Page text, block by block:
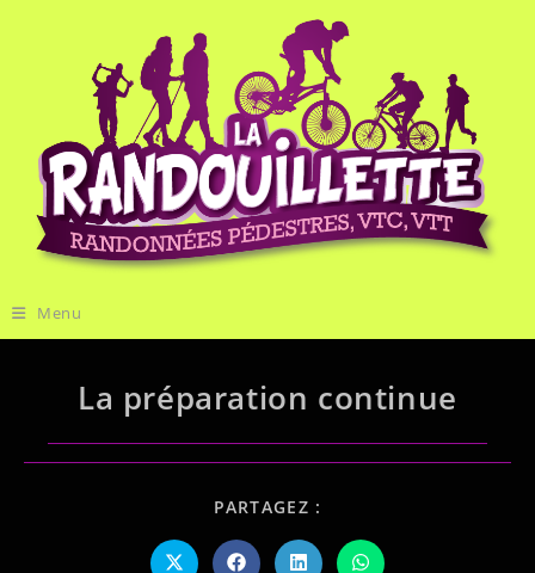
Menu
La préparation continue
PARTAGEZ :